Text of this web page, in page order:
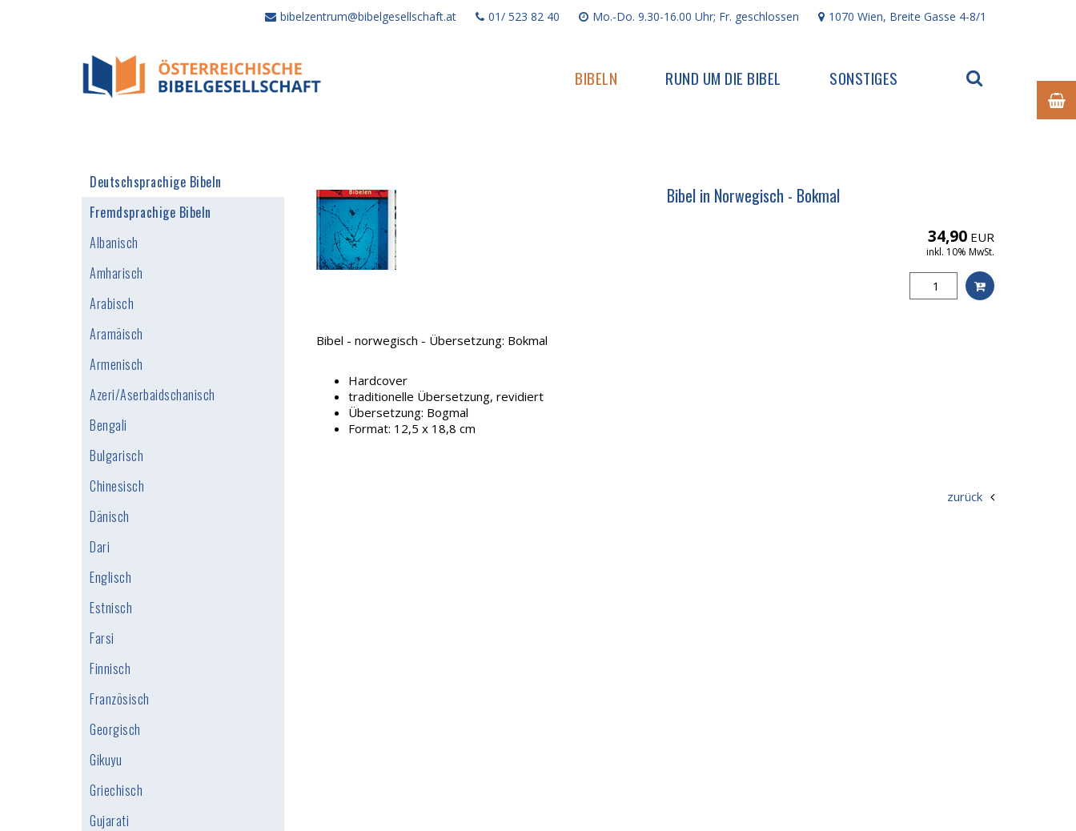
bibelzentrum@bibelgesellschaft.at 01/ 523 82 40 Mo.-Do. 9.30-16.00 Uhr; Fr. geschlossen 1070 Wien, Breite Gasse 4-8/1
BIBELN RUND UM DIE BIBEL SONSTIGES
Bibel in Norwegisch - Bokmal
34,90 EUR
inkl. 10% MwSt.
Bibel - norwegisch - Übersetzung: Bokmal
Hardcover
traditionelle Übersetzung, revidiert
Übersetzung: Bogmal
Format: 12,5 x 18,8 cm
zurück
Deutschsprachige Bibeln
Fremdsprachige Bibeln
Albanisch
Amharisch
Arabisch
Aramäisch
Armenisch
Azeri/Aserbaidschanisch
Bengali
Bulgarisch
Chinesisch
Dänisch
Dari
Englisch
Estnisch
Farsi
Finnisch
Französisch
Georgisch
Gikuyu
Griechisch
Gujarati